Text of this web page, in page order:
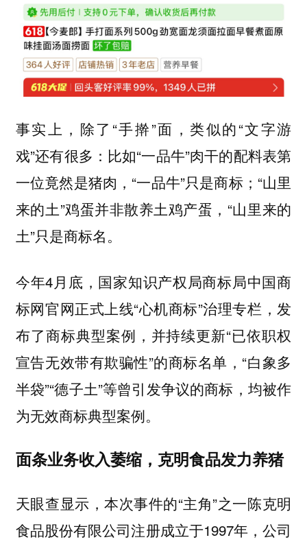
事实上，除了“手擀”面，类似的“文字游
戏”还有很多：比如“一品牛”肉干的配料表第
一位竟然是猪肉，“一品牛”只是商标；“山里
来的土”鸡蛋并非散养土鸡产蛋，“山里来的
土”只是商标名。
今年4月底，国家知识产权局商标局中国商
标网官网正式上线“心机商标”治理专栏，发
布了商标典型案例，并持续更新“已依职权
宣告无效带有欺骗性”的商标名单，“白象多
半袋”“德子土”等曾引发争议的商标，均被作
为无效商标典型案例。
面条业务收入萎缩，克明食品发力养猪
天眼查显示，本次事件的“主角”之一陈克明
食品股份有限公司注册成立于1997年，公司